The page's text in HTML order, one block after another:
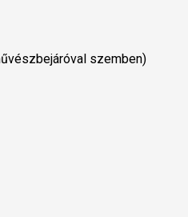
szemben)